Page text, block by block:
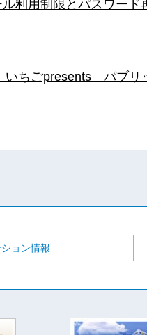
利用制限とパスワード
いちごpresents パブリ
ョン情報